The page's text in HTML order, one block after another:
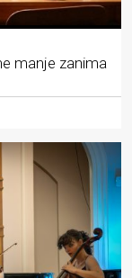
manje zanima